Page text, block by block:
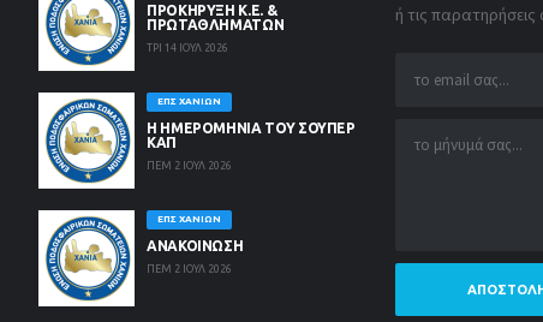
ΠΡΟΚΗΡΥΞΗ Κ.Ε. &
ΠΡΩΤΑΘΛΗΜΑΤΩΝ
ΤΡΙ 14 ΙΟΥΛ 2026
ΕΠΣ ΧΑΝΊΩΝ
Η ΗΜΕΡΟΜΗΝΙΑ ΤΟΥ ΣΟΥΠΕΡ
ΚΑΠ
ΠΕΜ 2 ΙΟΥΛ 2026
ΕΠΣ ΧΑΝΊΩΝ
ΑΝΑΚΟΙΝΩΣΗ
ΠΕΜ 2 ΙΟΥΛ 2026
ή τις παρατηρήσεις